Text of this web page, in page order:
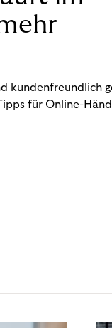
kundenfreundlich
für Online-